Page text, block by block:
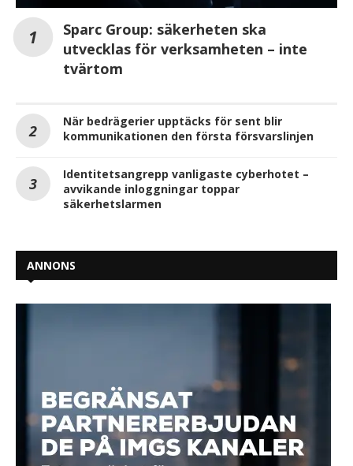
Sparc Group: säkerheten ska
utvecklas för verksamheten – inte
tvärtom
När bedrägerier upptäcks för sent blir
kommunikationen den första försvarslinjen
Identitetsangrepp vanligaste cyberhotet –
avvikande inloggningar toppar
säkerhetslarmen
ANNONS